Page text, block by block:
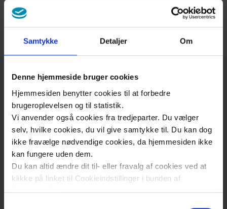
Samtykke Detaljer Om
Denne hjemmeside bruger cookies
Hjemmesiden benytter cookies til at forbedre
brugeroplevelsen og til statistik.
Vi anvender også cookies fra tredjeparter. Du vælger
selv, hvilke cookies, du vil give samtykke til. Du kan dog
ikke fravælge nødvendige cookies, da hjemmesiden ikke
kan fungere uden dem.
Du kan altid ændre dit til- eller fravalg af cookies ved at
klikke på linket til Cookieindstillinger i bunden af
hjemmesiden.
Nøglepersoner
Kontakt: Afsnit for
brystundersøgelser
Adresse
Sjællands Universitetshospital, Roskilde
Brystundersøgelser - Klinisk mammografi